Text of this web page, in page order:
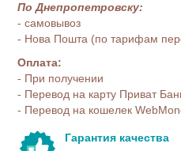
По Днепропетровску:
- самовывоз
- Нова Пошта (по тарифам
Оплата:
- При получении
- Перевод на карту Приват
- Перевод на кошелек
Гарантия качества